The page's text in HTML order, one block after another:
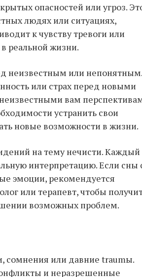
опасностей или угроз.
людях или ситуациях,
к чувству тревоги или
реальной жизни.
неизвестным или непонятным.
или страх перед новыми
вам
устранить свои
новые возможности в жизни.
на тему нечисти. Каждый
интерпретацию. Если сны
эмоции, рекомендуется
или терапевт, чтобы
возможных проблем.
сомнения или давние traumы.
и неразрешенные